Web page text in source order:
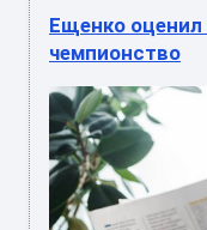
Ещенко
чемпионство